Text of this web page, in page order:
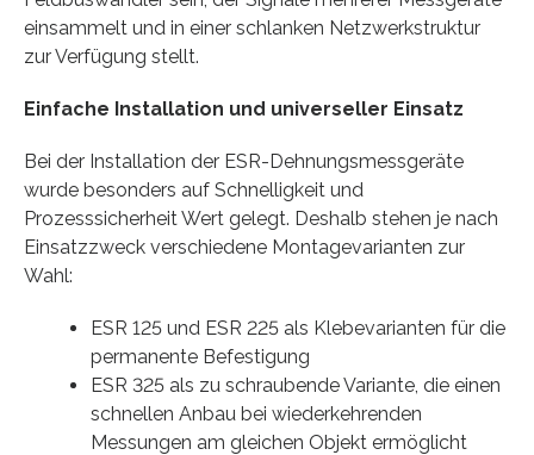
einsammelt und in einer schlanken Netzwerkstruktur
zur Verfügung stellt.
Einfache Installation und universeller Einsatz
Bei der Installation der ESR-Dehnungsmessgeräte
wurde besonders auf Schnelligkeit und
Prozesssicherheit Wert gelegt. Deshalb stehen je nach
Einsatzzweck verschiedene Montagevarianten zur
Wahl:
ESR 125 und ESR 225 als Klebevarianten für die
permanente Befestigung
ESR 325 als zu schraubende Variante, die einen
schnellen Anbau bei wiederkehrenden
Messungen am gleichen Objekt ermöglicht